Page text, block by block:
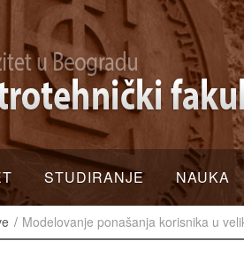
STUDIRANJE NAUKA
Modelovanje ponašanja korisnika u